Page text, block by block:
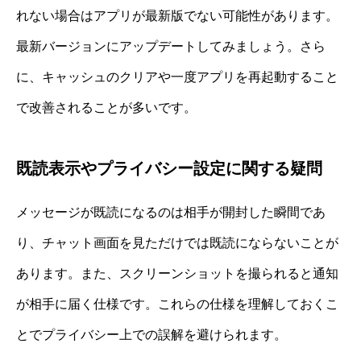
れない場合はアプリが最新版でない可能性があります。
最新バージョンにアップデートしてみましょう。さら
に、キャッシュのクリアや一度アプリを再起動すること
で改善されることが多いです。
既読表示やプライバシー設定に関する疑問
メッセージが既読になるのは相手が開封した瞬間であ
り、チャット画面を見ただけでは既読にならないことが
あります。また、スクリーンショットを撮られると通知
が相手に届く仕様です。これらの仕様を理解しておくこ
とでプライバシー上での誤解を避けられます。